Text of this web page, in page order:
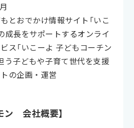
とおでかけ情報サイト「いこ
成長をサポートするオンライ
ス「いこーよ 子どもコーチン
う子どもや子育て世代を支援
の企画・運営
ン 会社概要】